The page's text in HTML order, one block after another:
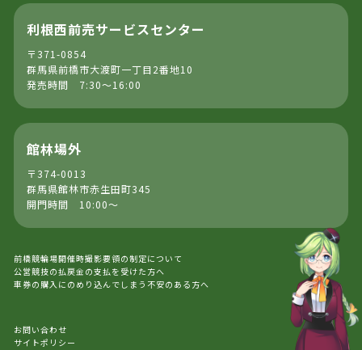
利根西前売サービスセンター
〒371-0854
群馬県前橋市大渡町一丁目2番地10
発売時間 7:30～16:00
館林場外
〒374-0013
群馬県館林市赤生田町345
開門時間 10:00～
前橋競輪場開催時撮影要領の制定について
公営競技の払戻金の支払を受けた方へ
車券の購入にのめり込んでしまう不安のある方へ
お問い合わせ
サイトポリシー